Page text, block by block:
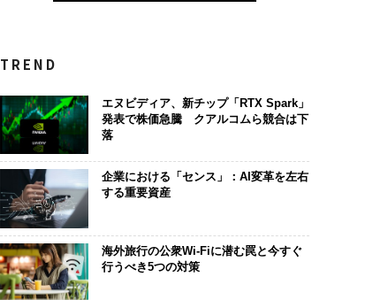
TREND
エヌビディア、新チップ「RTX Spark」
発表で株価急騰 クアルコムら競合は下
落
企業における「センス」：AI変革を左右
する重要資産
海外旅行の公衆Wi-Fiに潜む罠と今すぐ
行うべき5つの対策